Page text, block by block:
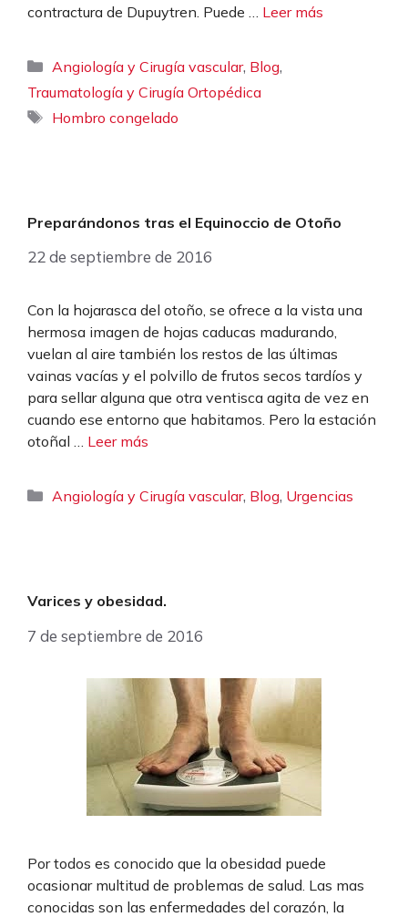
contractura de Dupuytren. Puede … Leer más
Categorías
Angiología y Cirugía vascular, Blog,
Traumatología y Cirugía Ortopédica
Etiquetas
Hombro congelado
Preparándonos tras el Equinoccio de Otoño
22 de septiembre de 2016
Con la hojarasca del otoño, se ofrece a la vista una
hermosa imagen de hojas caducas madurando,
vuelan al aire también los restos de las últimas
vainas vacías y el polvillo de frutos secos tardíos y
para sellar alguna que otra ventisca agita de vez en
cuando ese entorno que habitamos. Pero la estación
otoñal … Leer más
Categorías
Angiología y Cirugía vascular, Blog, Urgencias
Varices y obesidad.
7 de septiembre de 2016
Por todos es conocido que la obesidad puede
ocasionar multitud de problemas de salud. Las mas
conocidas son las enfermedades del corazón, la